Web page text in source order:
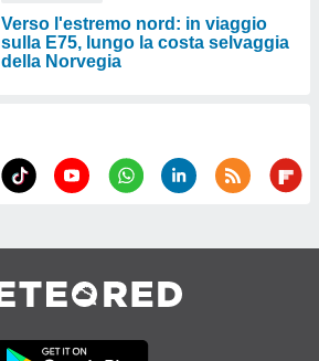
Verso l'estremo nord: in viaggio
sulla E75, lungo la costa selvaggia
della Norvegia